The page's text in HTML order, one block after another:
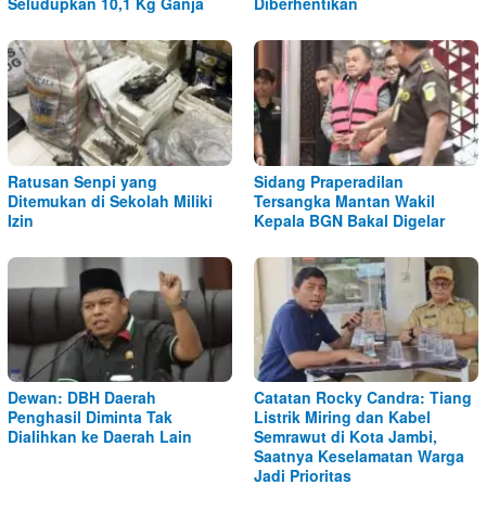
Ratusan Senpi yang
Ditemukan di Sekolah Miliki
Izin
Sidang Praperadilan
Tersangka Mantan Wakil
Kepala BGN Bakal Digelar
Dewan: DBH Daerah
Penghasil Diminta Tak
Dialihkan ke Daerah Lain
Catatan Rocky Candra: Tiang
Listrik Miring dan Kabel
Semrawut di Kota Jambi,
Saatnya Keselamatan Warga
Jadi Prioritas